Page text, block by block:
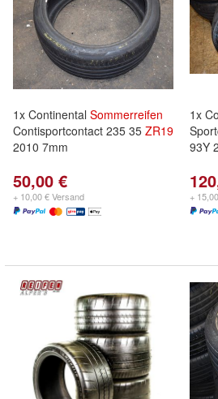
1x Continental Sommerreifen
Contisportcontact 235 35 ZR19
2010 7mm
50,00 €
+ 10,00 € Versand
1x
93Y
+